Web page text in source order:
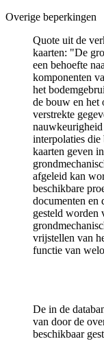
Overige beperkingen
Quote uit de
kaarten: "De
een behoefte
komponenten
het
de bouw en het
verstrekte
interpolaties
kaarten geven
afgeleid kan
beschikbare
documenten en
gesteld worden
vrijstellen van
functie van
De in de
van door de
beschikbaar